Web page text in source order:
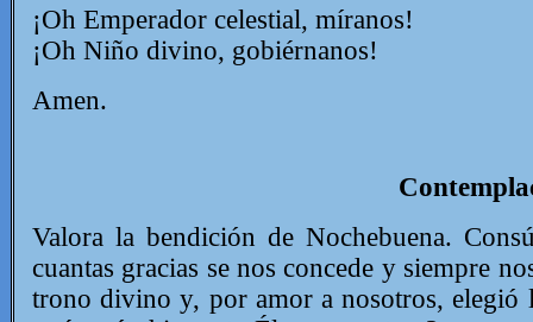
¡Oh Emperador celestial, míranos!
¡Oh Niño divino, gobiérnanos!
Amen.
Valora la bendición de Nochebuena.
cuantas gracias se nos concede y siempre
trono divino y, por amor a nosotros, elegió